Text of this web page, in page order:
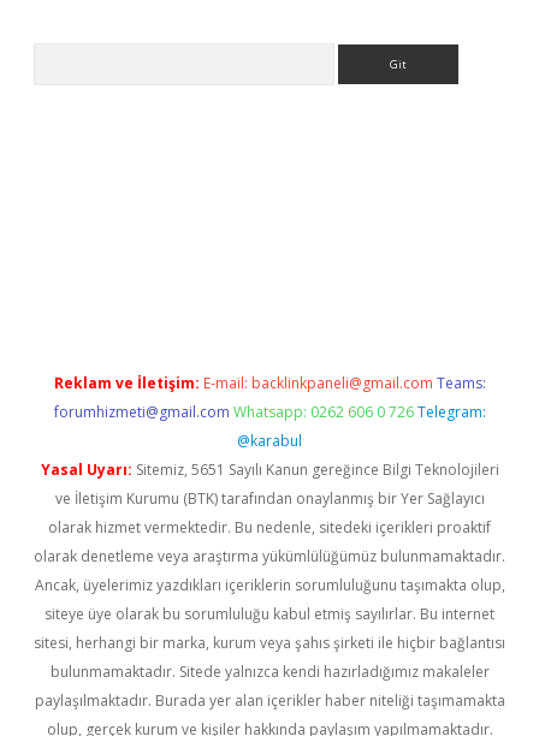
Reklam ve İletişim: E-mail: backlinkpaneli@gmail.com Teams:
forumhizmeti@gmail.com Whatsapp: 0262 606 0 726 Telegram:
@karabul
Yasal Uyarı: Sitemiz, 5651 Sayılı Kanun gereğince Bilgi Teknolojileri
ve İletişim Kurumu (BTK) tarafından onaylanmış bir Yer Sağlayıcı
olarak hizmet vermektedir. Bu nedenle, sitedeki içerikleri proaktif
olarak denetleme veya araştırma yükümlülüğümüz bulunmamaktadır.
Ancak, üyelerimiz yazdıkları içeriklerin sorumluluğunu taşımakta olup,
siteye üye olarak bu sorumluluğu kabul etmiş sayılırlar. Bu internet
sitesi, herhangi bir marka, kurum veya şahıs şirketi ile hiçbir bağlantısı
bulunmamaktadır. Sitede yalnızca kendi hazırladığımız makaleler
paylaşılmaktadır. Burada yer alan içerikler haber niteliği taşımamakta
olup, gerçek kurum ve kişiler hakkında paylaşım yapılmamaktadır.